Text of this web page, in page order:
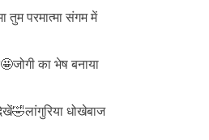
तुम परमात्मा संगम में
का भेष बनाया
धोखेबाज